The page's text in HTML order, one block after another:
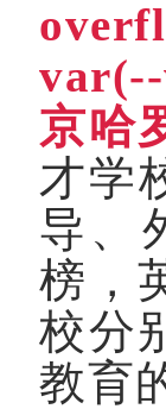
京哈
才学
导、
榜，
校分
教育